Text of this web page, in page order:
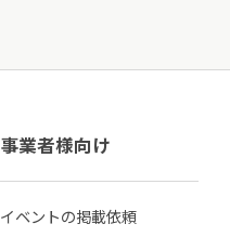
事業者様向け
イベントの掲載依頼